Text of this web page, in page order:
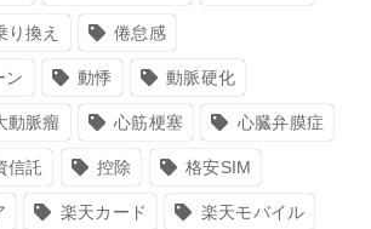
り換え 倦怠感
ン 動悸 動脈硬化
動脈瘤 心筋梗塞 心臓弁膜症
信託 控除 格安SIM
楽天カード 楽天モバイル